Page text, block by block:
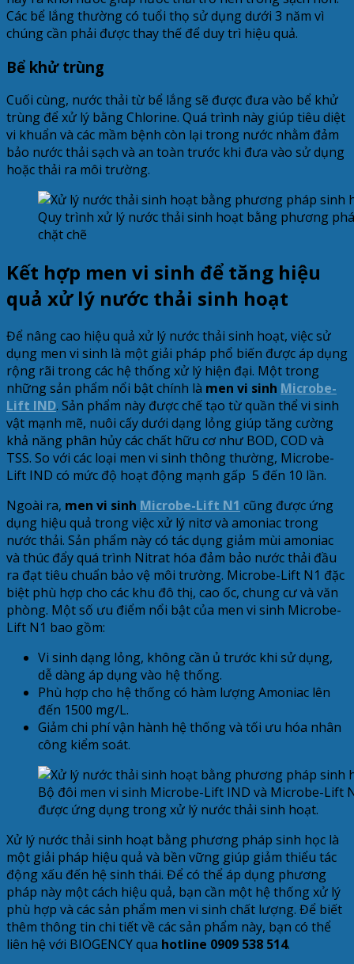
Các bể lắng thường có tuổi thọ sử dụng dưới 3 năm vì
chúng cần phải được thay thế để duy trì hiệu quả.
Bể khử trùng
Cuối cùng, nước thải từ bể lắng sẽ được đưa vào bể khử
trùng để xử lý bằng Chlorine. Quá trình này giúp tiêu diệt
vi khuẩn và các mầm bệnh còn lại trong nước nhằm đảm
bảo nước thải sạch và an toàn trước khi đưa vào sử dụng
hoặc thải ra môi trường.
Quy trình xử lý nước thải sinh hoạt bằng phương
chặt chẽ
Kết hợp men vi sinh để tăng hiệu
quả xử lý nước thải sinh hoạt
Để nâng cao hiệu quả xử lý nước thải sinh hoạt, việc sử
dụng men vi sinh là một giải pháp phổ biến được áp dụng
rộng rãi trong các hệ thống xử lý hiện đại. Một trong
những sản phẩm nổi bật chính là men vi sinh Microbe-
Lift IND. Sản phẩm này được chế tạo từ quần thể vi sinh
vật mạnh mẽ, nuôi cấy dưới dạng lỏng giúp tăng cường
khả năng phân hủy các chất hữu cơ như BOD, COD và
TSS. So với các loại men vi sinh thông thường, Microbe-
Lift IND có mức độ hoạt động mạnh gấp 5 đến 10 lần.
Ngoài ra, men vi sinh Microbe-Lift N1 cũng được ứng
dụng hiệu quả trong việc xử lý nitơ và amoniac trong
nước thải. Sản phẩm này có tác dụng giảm mùi amoniac
và thúc đẩy quá trình Nitrat hóa đảm bảo nước thải đầu
ra đạt tiêu chuẩn bảo vệ môi trường. Microbe-Lift N1 đặc
biệt phù hợp cho các khu đô thị, cao ốc, chung cư và văn
phòng. Một số ưu điểm nổi bật của men vi sinh Microbe-
Lift N1 bao gồm:
Vi sinh dạng lỏng, không cần ủ trước khi sử dụng,
dễ dàng áp dụng vào hệ thống.
Phù hợp cho hệ thống có hàm lượng Amoniac lên
đến 1500 mg/L.
Giảm chi phí vận hành hệ thống và tối ưu hóa nhân
công kiểm soát.
Bộ đôi men vi sinh Microbe-Lift IND và Microbe-Lift
được ứng dụng trong xử lý nước thải sinh hoạt.
Xử lý nước thải sinh hoạt bằng phương pháp sinh học là
một giải pháp hiệu quả và bền vững giúp giảm thiểu tác
động xấu đến hệ sinh thái. Để có thể áp dụng phương
pháp này một cách hiệu quả, bạn cần một hệ thống xử lý
phù hợp và các sản phẩm men vi sinh chất lượng. Để biết
thêm thông tin chi tiết về các sản phẩm này, bạn có thể
liên hệ với BIOGENCY qua hotline 0909 538 514.